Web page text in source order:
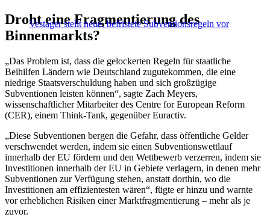
Vestager stellt neue, befristete Subventionsregeln vor
Droht eine Fragmentierung des
Binnenmarkts?
„Das Problem ist, dass die gelockerten Regeln für staatliche
Beihilfen Ländern wie Deutschland zugutekommen, die eine
niedrige Staatsverschuldung haben und sich großzügige
Subventionen leisten können“, sagte Zach Meyers,
wissenschaftlicher Mitarbeiter des Centre for European Reform
(CER), einem Think-Tank, gegenüber Euractiv.
„Diese Subventionen bergen die Gefahr, dass öffentliche Gelder
verschwendet werden, indem sie einen Subventionswettlauf
innerhalb der EU fördern und den Wettbewerb verzerren, indem sie
Investitionen innerhalb der EU in Gebiete verlagern, in denen mehr
Subventionen zur Verfügung stehen, anstatt dorthin, wo die
Investitionen am effizientesten wären“, fügte er hinzu und warnte
vor erheblichen Risiken einer Marktfragmentierung – mehr als je
zuvor.